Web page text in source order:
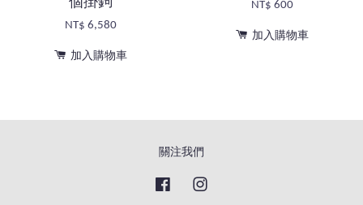
個掛鉤
NT$ 6,580
加入購物車
NT$ 600
加入購物車
關注我們
Facebook